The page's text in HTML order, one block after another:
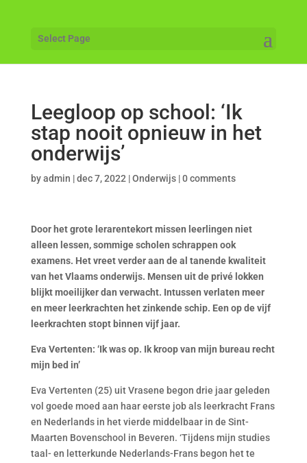
Select Page
Leegloop op school: ‘Ik
stap nooit opnieuw in het
onderwijs’
byadmin |dec 7, 2022 |Onderwijs|0 comments
Door het grote lerarentekort missen leerlingen niet
alleen lessen, sommige scholen schrappen ook
examens. Het vreet verder aan de al tanende kwaliteit
van het Vlaams onderwijs. Mensen uit de privé lokken
blijkt moeilijker dan verwacht. Intussen verlaten meer
en meer leerkrachten het zinkende schip. Een op de vijf
leerkrachten stopt binnen vijf jaar.
Eva Vertenten: ‘Ik was op. Ik kroop van mijn bureau recht
mijn bed in’
Eva Vertenten (25) uit Vrasene begon drie jaar geleden
vol goede moed aan haar eerste job als leerkracht Frans
en Nederlands in het vierde middelbaar in de Sint-
Maarten Bovenschool in Beveren. ‘Tijdens mijn studies
taal- en letterkunde Nederlands-Frans begon het te